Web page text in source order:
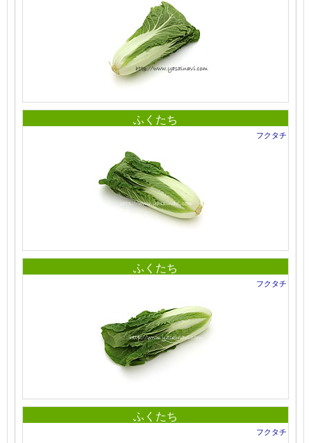
ふくたち
フクタチ
ふくたち
フクタチ
ふくたち
フクタチ